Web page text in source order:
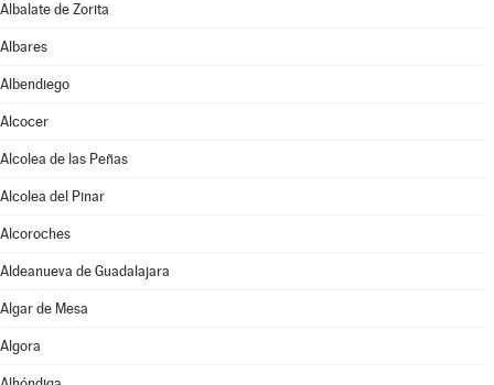
Albalate de Zorita
Albares
Albendiego
Alcocer
Alcolea de las Peñas
Alcolea del Pinar
Alcoroches
Aldeanueva de Guadalajara
Algar de Mesa
Algora